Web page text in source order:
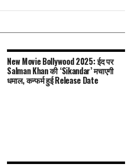
New Movie Bollywood 2025: ईद पर
Salman Khan की ‘Sikandar’ मचाएगी
धमाल, कन्फर्म हुई Release Date